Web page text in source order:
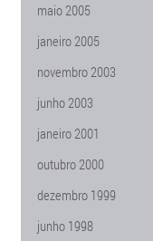
maio 2005
janeiro 2005
novembro 2003
junho 2003
janeiro 2001
outubro 2000
dezembro 1999
junho 1998